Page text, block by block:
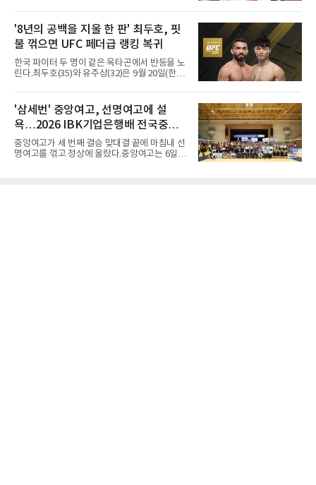
진 헤이워드 필드에서 열린 세계육상연맹(WA)
20세 이하 세계선수권 남자 포환던지기 결선에
서 20.31ｍ를 던져 2위에 올랐다. 우승자 알레산
드로 보르헤스(브라질)와는 4㎝ 차이였다.기록
의 의미는 크다. 1986년 시작된 이 대회에서 한
국이 따낸 메달은 은 1개와 동 5개뿐이다. 1992
년 이진일(800ｍ)의 은메달 이후 박재홍, 박재
7번째 메달리스트가 됐다.승부는 막판에 갈렸
다. 3차 시기에서 20.31ｍ로 선
'8년의 공백을 지울 한 판' 최두호, 핏
불 꺾으면 UFC 페더급 랭킹 복귀
한국 파이터 두 명이 같은 옥타곤에서 반등을 노
린다.최두호(35)와 유주상(32)은 9월 20일(한국
서 열리는 'UFC 331: 반 vs 판토자 2'에 출전해
각각 파트리시우 핏불(39·브라질), 마이클 애즈
웰 주니어(25·미국)와 맞선다.최두호의 목표는 8
년 만의 페더급 랭킹 재진입이다. 데뷔 후 3연속
KO승으로 11위까지 올랐던 그는 2018년 7월 순
위에서 빠졌고, 병역을 마치고 2023년 복귀한
뒤 1무에 이어 다시 3연속 KO승을 기록했다.상
'삼세번' 중앙여고, 선명여고에 설
욕…2026 IBK기업은행배 전국중고
배구대회 우승
중앙여고가 세 번째 결승 맞대결 끝에 마침내 선
명여고를 꺾고 정상에 올랐다.중앙여고는 6일